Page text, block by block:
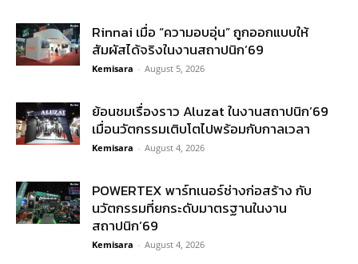
Rinnai เมื่อ “ความอบอุ่น” ถูกออกแบบให้
สัมผัสได้จริงในงานสถาปนิก’69
Kemisara - August 5, 2026
ย้อนชมเรื่องราว Aluzat ในงานสถาปนิก’69
เมื่อนวัตกรรมเติบโตไปพร้อมกับกาลเวลา
Kemisara - August 4, 2026
POWERTEX พาร์ทเนอร์ช่างก่อสร้าง กับ
นวัตกรรมที่ยกระดับมาตรฐานในงาน
สถาปนิก’69
Kemisara - August 4, 2026